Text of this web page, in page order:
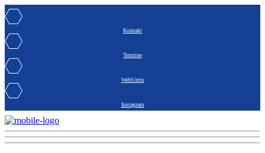
Kontakt
Termine
WebUntis
Instagram